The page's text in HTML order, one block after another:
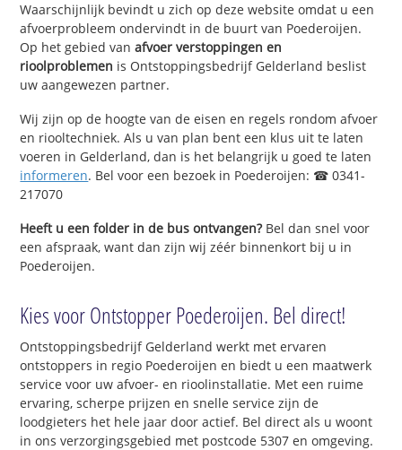
Waarschijnlijk bevindt u zich op deze website omdat u een
afvoerprobleem ondervindt in de buurt van Poederoijen.
Op het gebied vanafvoer verstoppingen en
rioolproblemen is Ontstoppingsbedrijf Gelderland beslist
uw aangewezen partner.
Wij zijn op de hoogte van de eisen en regels rondom afvoer
en riooltechniek. Als u van plan bent een klus uit te laten
voeren in Gelderland, dan is het belangrijk u goed te laten
informeren. Bel voor een bezoek in Poederoijen: ☎ 0341-
217070
Heeft u een folder in de bus ontvangen?Bel dan snel voor
een afspraak, want dan zijn wij zéér binnenkort bij u in
Poederoijen.
Kies voor Ontstopper Poederoijen. Bel direct!
Ontstoppingsbedrijf Gelderland werkt met ervaren
ontstoppers in regio Poederoijen en biedt u een maatwerk
service voor uw afvoer- en rioolinstallatie. Met een ruime
ervaring, scherpe prijzen en snelle service zijn de
loodgieters het hele jaar door actief. Bel direct als u woont
in ons verzorgingsgebied met postcode 5307 en omgeving.